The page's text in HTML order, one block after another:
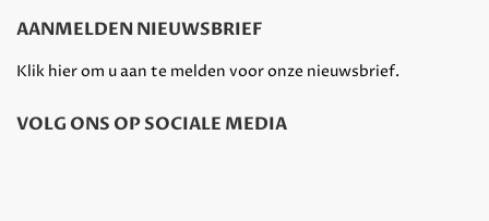
AANMELDEN NIEUWSBRIEF
Klik hier om u aan te melden voor onze nieuwsbrief.
VOLG ONS OP SOCIALE MEDIA